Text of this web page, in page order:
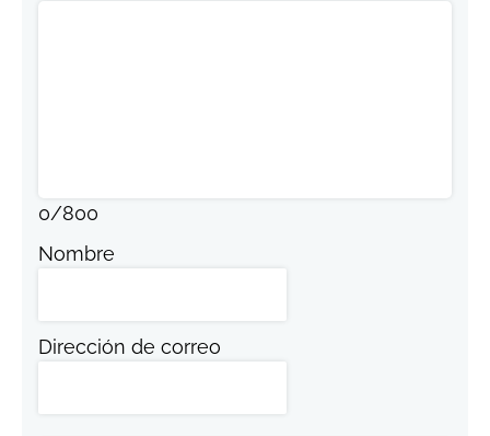
0/800
Nombre
Dirección de correo